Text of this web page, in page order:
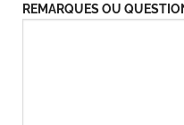
REMARQUES OU